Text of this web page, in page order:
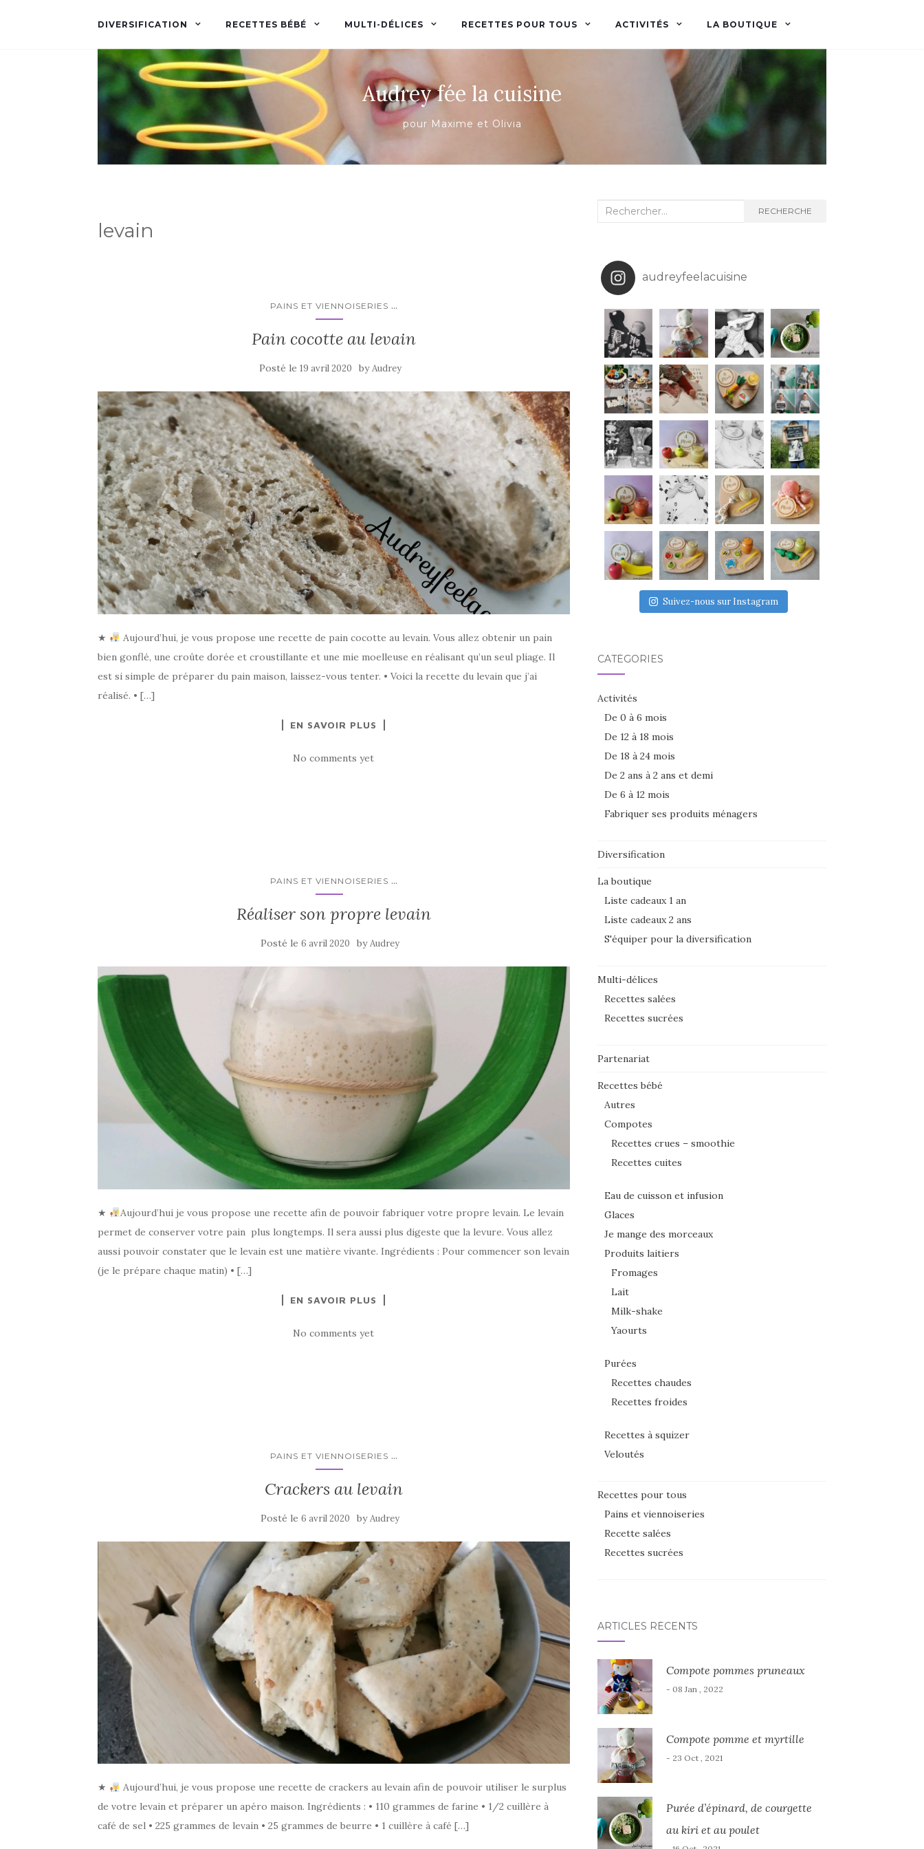
DIVERSIFICATION RECETTES BÉBÉ MULTI-DÉLICES RECETTES POUR TOUS ACTIVITÉS LA BOUTIQUE
Audrey fée la cuisine
pour Maxime et Olivia
levain
PAINS ET VIENNOISERIES ...
Pain cocotte au levain
Posté le 19 avril 2020 byAudrey
★
Aujourd’hui, je vous propose une recette de pain cocotte au levain. Vous allez obtenir un pain
bien gonflé, une croûte dorée et croustillante et une mie moelleuse en réalisant qu’un seul pliage. Il
est si simple de préparer du pain maison, laissez-vous tenter. • Voici la recette du levain que j’ai
réalisé. • […]
EN SAVOIR PLUS
No comments yet
PAINS ET VIENNOISERIES ...
Réaliser son propre levain
Posté le6 avril 2020 byAudrey
★
Aujourd’hui je vous propose une recette afin de pouvoir fabriquer votre propre levain. Le levain
permet de conserver votre pain plus longtemps. Il sera aussi plus digeste que la levure. Vous allez
aussi pouvoir constater que le levain est une matière vivante. Ingrédients : Pour commencer son levain
(je le prépare chaque matin) • […]
EN SAVOIR PLUS
No comments yet
PAINS ET VIENNOISERIES ...
Crackers au levain
Posté le6 avril 2020 byAudrey
★
Aujourd’hui, je vous propose une recette de crackers au levain afin de pouvoir utiliser le surplus
de votre levain et préparer un apéro maison. Ingrédients : • 110 grammes de farine • 1/2 cuillère à
café de sel • 225 grammes de levain • 25 grammes de beurre • 1 cuillère à café […]
Recherche
RECHERCHE
audreyfeelacuisine
Suivez-nous sur Instagram
CATÉGORIES
Activités
De 0 à 6 mois
De 12 à 18 mois
De 18 à 24 mois
De 2 ans à 2 ans et demi
De 6 à 12 mois
Fabriquer ses produits ménagers
Diversification
La boutique
Liste cadeaux 1 an
Liste cadeaux 2 ans
S'équiper pour la diversification
Multi-délices
Recettes salées
Recettes sucrées
Partenariat
Recettes bébé
Autres
Compotes
Recettes crues – smoothie
Recettes cuites
Eau de cuisson et infusion
Glaces
Je mange des morceaux
Produits laitiers
Fromages
Lait
Milk-shake
Yaourts
Purées
Recettes chaudes
Recettes froides
Recettes à squizer
Veloutés
Recettes pour tous
Pains et viennoiseries
Recette salées
Recettes sucrées
ARTICLES RÉCENTS
Compote pommes pruneaux
- 08 Jan , 2022
Compote pomme et myrtille
- 23 Oct , 2021
Purée d’épinard, de courgette
au kiri et au poulet